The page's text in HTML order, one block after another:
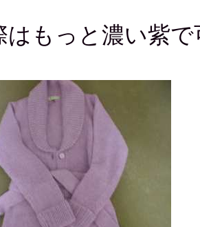
はもっと濃い紫